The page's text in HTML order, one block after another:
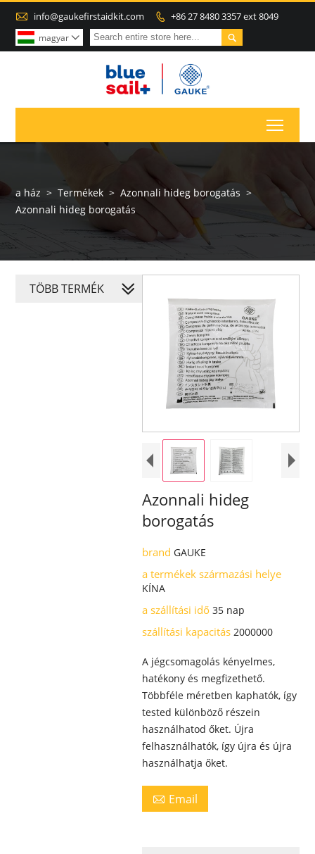
 info@gaukefirstaidkit.com  +86 27 8480 3357 ext 8049

magyar 
a ház > Termékek > Azonnali hideg borogatás >
Azonnali hideg borogatás
Azonnali hideg
borogatás
brand GAUKE
a termékek származási helye
KÍNA
a szállítási idő 35 nap
szállítási kapacitás 2000000
A jégcsomagolás kényelmes,
hatékony és megfizethető.
Többféle méretben kaphatók, így
tested különböző részein
használhatod őket. Újra
felhasználhatók, így újra és újra
használhatja őket.
 Email
TÖBB TERMÉK